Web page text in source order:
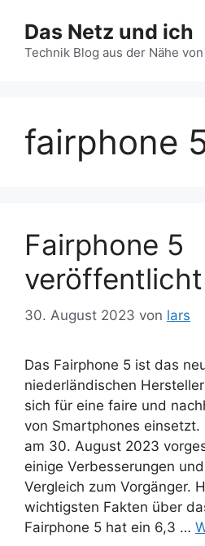
Inhalt
springen
Das Netz und ich
Technik Blog aus der Nähe von
fairphone
Fairphone 5
veröffentlicht
30. August 2023 von lars
Das Fairphone 5 ist das
niederländischen
sich für eine faire und
von Smartphones
am 30. August 2023
einige Verbesserungen
Vergleich zum Vorgänger.
wichtigsten Fakten über
Fairphone 5 hat ein 6,3 …